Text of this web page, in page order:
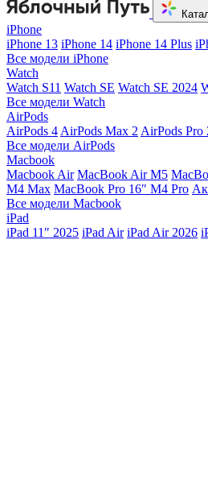
iPhone
iPhone 13 iPhone 14 iPhone 14 Plus
Все модели iPhone
Watch
Watch S11 Watch SE Watch SE 2024
Все модели Watch
AirPods
AirPods 4 AirPods Max 2 AirPods Pro
Все модели AirPods
Macbook
Macbook Air MacBook Air M5
M4 Max MacBook Pro 16″ M4 Pro
Все модели Macbook
iPad
iPad 11″ 2025 iPad Air iPad Air 2026